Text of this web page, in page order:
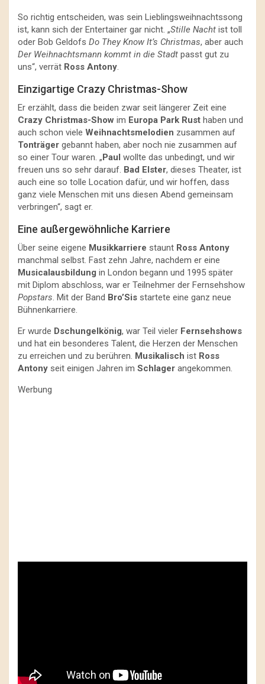
So richtig entscheiden, was sein Lieblingsweihnachtssong
ist, kann sich der Entertainer gar nicht. „Stille Nacht ist toll
oder Bob Geldofs Do They Know It’s Christmas, aber auch
Der Weihnachtsmann kommt in die Stadt passt gut zu
uns“, verrät Ross Antony.
Einzigartige Crazy Christmas-Show
Er erzählt, dass die beiden zwar seit längerer Zeit eine
Crazy Christmas-Show im Europa Park Rust haben und
auch schon viele Weihnachtsmelodien zusammen auf
Tonträger gebannt haben, aber noch nie zusammen auf
so einer Tour waren. „Paul wollte das unbedingt, und wir
freuen uns so sehr darauf. Bad Elster, dieses Theater, ist
auch eine so tolle Location dafür, und wir hoffen, dass
ganz viele Menschen mit uns diesen Abend gemeinsam
verbringen“, sagt er.
Eine außergewöhnliche Karriere
Über seine eigene Musikkarriere staunt Ross Antony
manchmal selbst. Fast zehn Jahre, nachdem er eine
Musicalausbildung in London begann und 1995 später
mit Diplom abschloss, war er Teilnehmer der Fernsehshow
Popstars. Mit der Band Bro’Sis startete eine ganz neue
Bühnenkarriere.
Er wurde Dschungelkönig, war Teil vieler Fernsehshows
und hat ein besonderes Talent, die Herzen der Menschen
zu erreichen und zu berühren. Musikalisch ist Ross
Antony seit einigen Jahren im Schlager angekommen.
Werbung